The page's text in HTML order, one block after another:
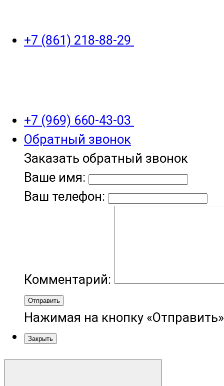
+7 (861) 218-88-29
+7 (969) 660-43-03
Обратный звонок
Заказать обратный звонок
Ваше имя:
Ваш телефон:
Комментарий:
Отправить
Нажимая на кнопку
Закрыть